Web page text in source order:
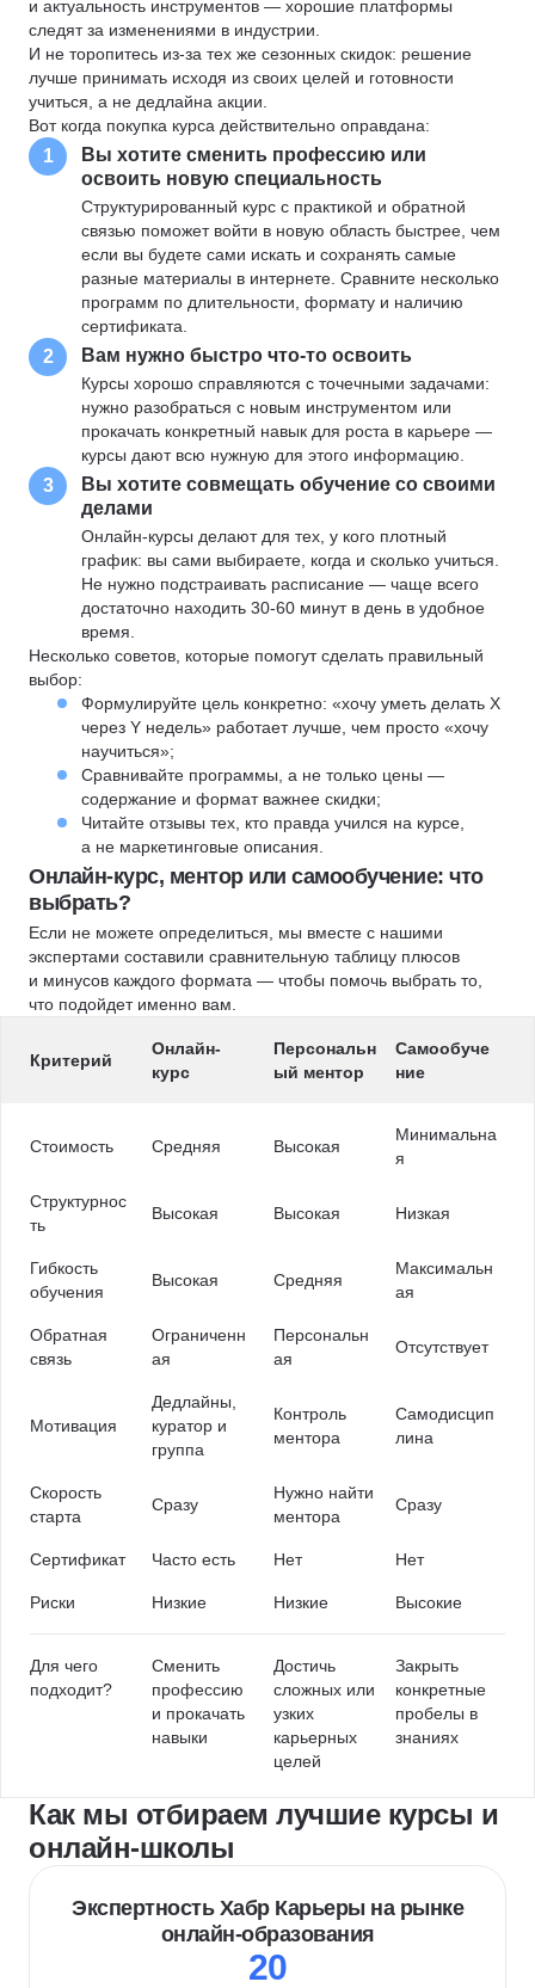
и актуальность инструментов — хорошие платформы
следят за изменениями в индустрии.
И не торопитесь из-за тех же сезонных скидок: решение
лучше принимать исходя из своих целей и готовности
учиться, а не дедлайна акции.
Вот когда покупка курса действительно оправдана:
1
Вы хотите сменить профессию или
освоить новую специальность
Структурированный курс с практикой и обратной
связью поможет войти в новую область быстрее, чем
если вы будете сами искать и сохранять самые
разные материалы в интернете. Сравните несколько
программ по длительности, формату и наличию
сертификата.
2 Вам нужно быстро что-то освоить
Курсы хорошо справляются с точечными задачами:
нужно разобраться с новым инструментом или
прокачать конкретный навык для роста в карьере —
курсы дают всю нужную для этого информацию.
3
Вы хотите совмещать обучение со своими
делами
Онлайн-курсы делают для тех, у кого плотный
график: вы сами выбираете, когда и сколько учиться.
Не нужно подстраивать расписание — чаще всего
достаточно находить 30-60 минут в день в удобное
время.
Несколько советов, которые помогут сделать правильный
выбор:
Формулируйте цель конкретно: «хочу уметь делать X
через Y недель» работает лучше, чем просто «хочу
научиться»;
Сравнивайте программы, а не только цены —
содержание и формат важнее скидки;
Читайте отзывы тех, кто правда учился на курсе,
а не маркетинговые описания.
Онлайн-курс, ментор или самообучение: что
выбрать?
Если не можете определиться, мы вместе с нашими
экспертами составили сравнительную таблицу плюсов
и минусов каждого формата — чтобы помочь выбрать то,
что подойдет именно вам.
Критерий
Онлайн-
курс
Персональн
ый ментор
Самообуче
ние
Стоимость Средняя Высокая
Минимальна
я
Структурнос
ть
Высокая Высокая Низкая
Гибкость
обучения
Высокая Средняя
Максимальн
ая
Обратная
связь
Ограниченн
ая
Персональн
ая
Отсутствует
Мотивация
Дедлайны,
куратор и
группа
Контроль
ментора
Самодисцип
лина
Скорость
старта
Сразу
Нужно найти
ментора
Сразу
Сертификат Часто есть Нет Нет
Риски Низкие Низкие Высокие
Для чего
подходит?
Сменить
профессию
и прокачать
навыки
Достичь
сложных или
узких
карьерных
целей
Закрыть
конкретные
пробелы в
знаниях
Как мы отбираем лучшие курсы и
онлайн-школы
Экспертность Хабр Карьеры на рынке
онлайн-образования
20